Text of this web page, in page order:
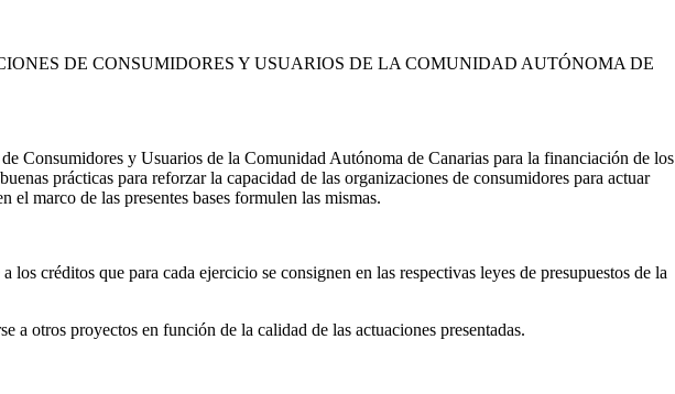
DE CONSUMIDORES Y USUARIOS DE LA COMUNIDAD AUTÓNOMA DE
Consumidores y Usuarios de la Comunidad Autónoma de Canarias para la financiación de los
prácticas para reforzar la capacidad de las organizaciones de consumidores para actuar
marco de las presentes bases formulen las mismas.
créditos que para cada ejercicio se consignen en las respectivas leyes de presupuestos de la
a otros proyectos en función de la calidad de las actuaciones presentadas.